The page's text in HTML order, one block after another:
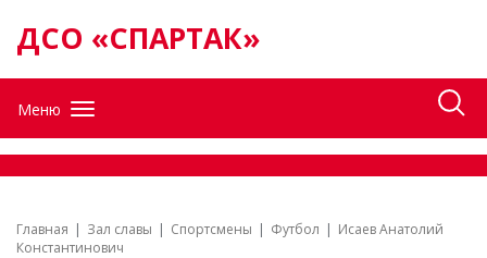
ДСО «СПАРТАК»
Меню
Главная Зал славы Спортсмены Футбол
Исаев Анатолий
Константинович